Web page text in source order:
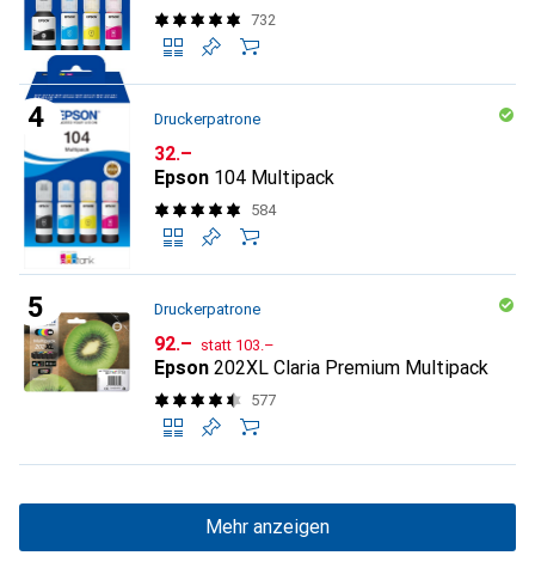
732
Druckerpatrone
CHF
32.–
Epson 104 Multipack
584
Druckerpatrone
CHF
92.– statt CHF
103.–
Epson 202XL Claria Premium Multipack
577
Mehr anzeigen